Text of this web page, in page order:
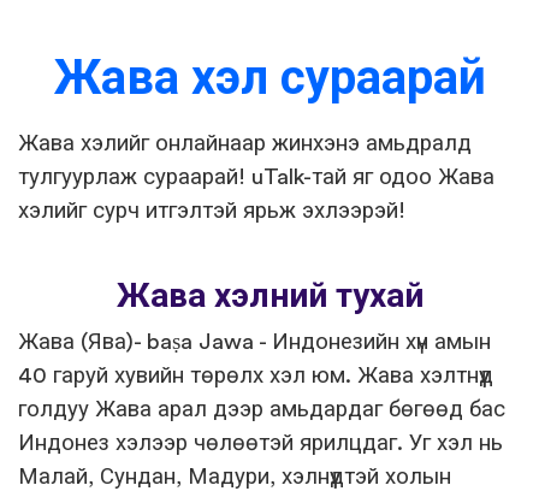
Жава хэл сураарай
Жава хэлийг онлайнаар жинхэнэ амьдралд
тулгуурлаж сураарай! uTalk-тай яг одоо Жава
хэлийг сурч итгэлтэй ярьж эхлээрэй!
Жава хэлний тухай
Жава (Ява)- baṣa Jawa - Индонезийн хүн амын
40 гаруй хувийн төрөлх хэл юм. Жава хэлтнүүд
голдуу Жава арал дээр амьдардаг бөгөөд бас
Индонез хэлээр чөлөөтэй ярилцдаг. Уг хэл нь
Малай, Сундан, Мадури, хэлнүүдтэй холын